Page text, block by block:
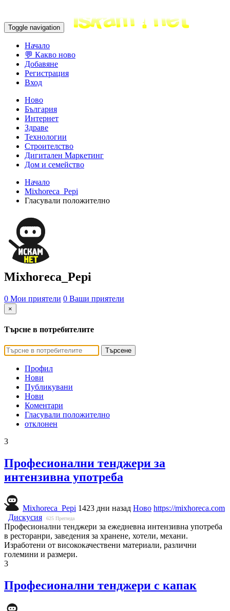
Toggle navigation
Начало
💬 Какво ново
Добавяне
Регистрация
Вход
Ново
България
Интернет
Здраве
Технологии
Строителство
Дигитален Маркетинг
Дом и семейство
Начало
Mixhoreca_Pepi
Гласували положително
Mixhoreca_Pepi
0 Мои приятели 0 Ваши приятели
×
Търсне в потребителите
Търсене
Профил
Нови
Публикувани
Нови
Коментари
Гласували положително
отклонен
3
Професионални тенджери за
интензивна употреба
Mixhoreca_Pepi 1423 дни назад Ново https://mixhoreca.com
Дискусия
625 Прегледа
Професионални тенджери за ежедневна интензивна употреба
в ресторанри, заведения за хранене, хотели, механи.
Изработени от висококачествени материали, различни
големини и размери.
3
Професионални тенджери с капак